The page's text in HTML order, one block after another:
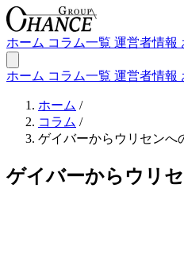
ホーム コラム一覧 運営者情報
ホーム コラム一覧 運営者情報
ホーム /
コラム /
ゲイバーからウリセンへ
ゲイバーからウリ